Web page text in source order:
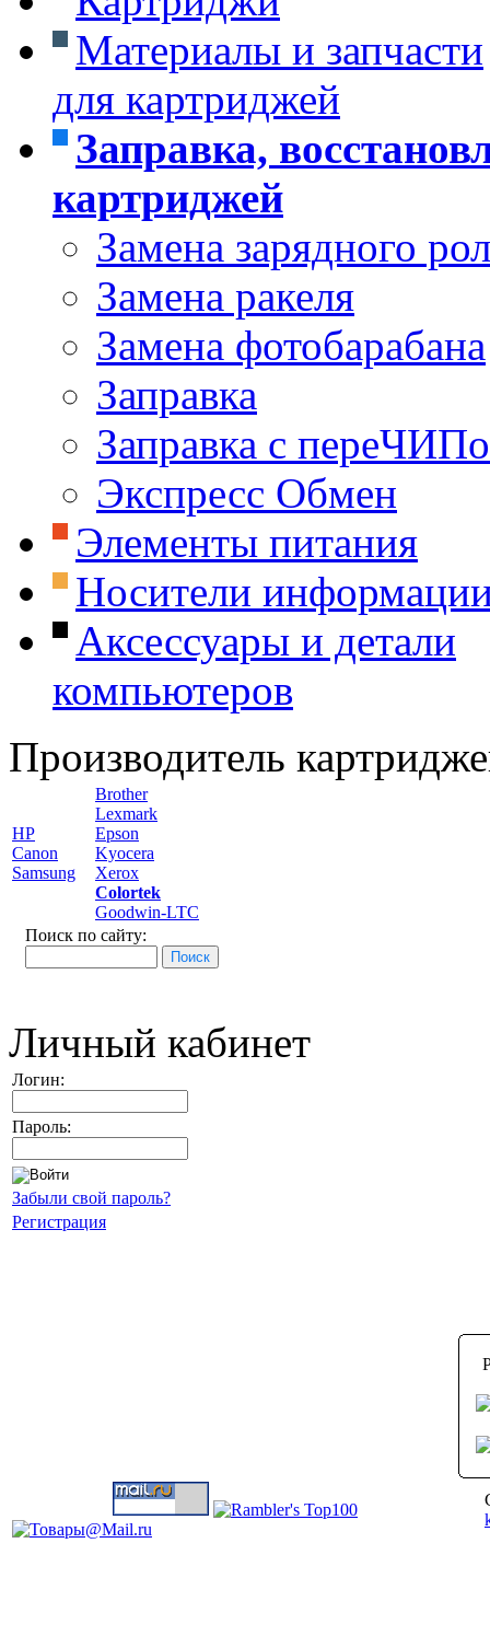
Материалы и запчасти
для картриджей
Заправка,
картриджей
Замена зарядного
Замена ракеля
Замена фотобарабана
Заправка
Заправка с
Экспресс Обмен
Элементы питания
Носители
Аксессуары и детали
компьютеров
Производитель
HP
Canon
Samsung
Brother
Lexmark
Epson
Kyocera
Xerox
Colortek
Goodwin-LTC
Поиск по сайту:
Личный кабинет
Логин:
Пароль:
Забыли свой пароль?
Регистрация